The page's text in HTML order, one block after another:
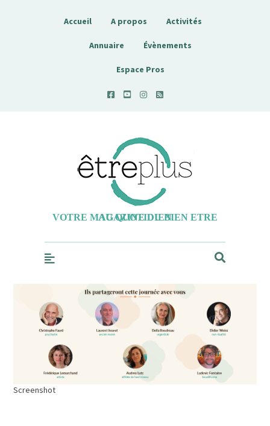
Accueil A propos Activités
Annuaire Évènements
Espace Pros
Etreplus
VOTRE MAGAZINE DU BIEN ETRE AU QUOTIDIEN
Screenshot